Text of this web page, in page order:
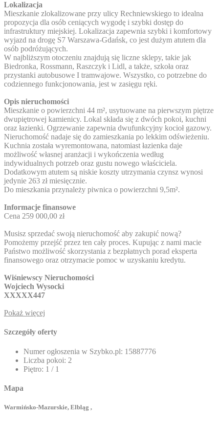
Lokalizacja
Mieszkanie zlokalizowane przy ulicy Rechniewskiego to idealna
propozycja dla osób ceniących wygodę i szybki dostęp do
infrastruktury miejskiej. Lokalizacja zapewnia szybki i komfortowy
wyjazd na drogę S7 Warszawa-Gdańsk, co jest dużym atutem dla
osób podróżujących.
W najbliższym otoczeniu znajdują się liczne sklepy, takie jak
Biedronka, Rossmann, Raszczyk i Lidl, a także, szkoła oraz
przystanki autobusowe I tramwajowe. Wszystko, co potrzebne do
codziennego funkcjonowania, jest w zasięgu ręki.
Opis nieruchomości
Mieszkanie o powierzchni 44 m², usytuowane na pierwszym piętrze
dwupiętrowej kamienicy. Lokal składa się z dwóch pokoi, kuchni
oraz łazienki. Ogrzewanie zapewnia dwufunkcyjny kocioł gazowy.
Nieruchomość nadaje się do zamieszkania po lekkim odświeżeniu.
Kuchnia została wyremontowana, natomiast łazienka daje
możliwość własnej aranżacji i wykończenia według
indywidualnych potrzeb oraz gustu nowego właściciela.
Dodatkowym atutem są niskie koszty utrzymania czynsz wynosi
jedynie 263 zł miesięcznie.
Do mieszkania przynależy piwnica o powierzchni 9,5m².
Informacje finansowe
Cena 259 000,00 zł
Musisz sprzedać swoją nieruchomość aby zakupić nową?
Pomożemy przejść przez ten cały proces. Kupując z nami macie
Państwo możliwość skorzystania z bezpłatnych porad eksperta
finansowego oraz otrzymacie pomoc w uzyskaniu kredytu.
Wiśniewscy Nieruchomości
Wojciech Wysocki
XXXXX447
Pokaż więcej
Szczegóły oferty
Numer ogłoszenia w Szybko.pl: 15887776
Liczba pokoi: 2
Piętro: 1 / 1
Mapa
Warmińsko-Mazurskie, Elbląg ,